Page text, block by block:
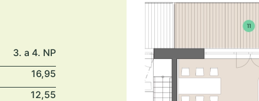
3. a 4. NP
16,95
12,55